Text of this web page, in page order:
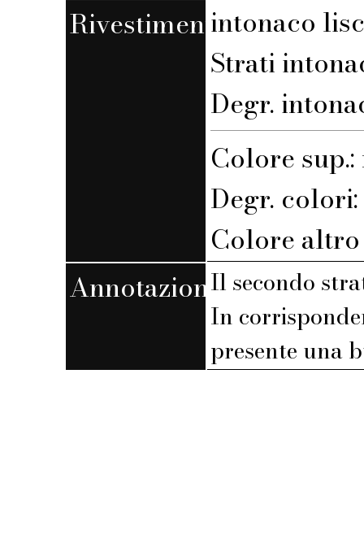
Rivestimentointonaco
Strati
Degr.
Colore
Degr.
Colore altro
AnnotazioniIl secondo
In
presente una